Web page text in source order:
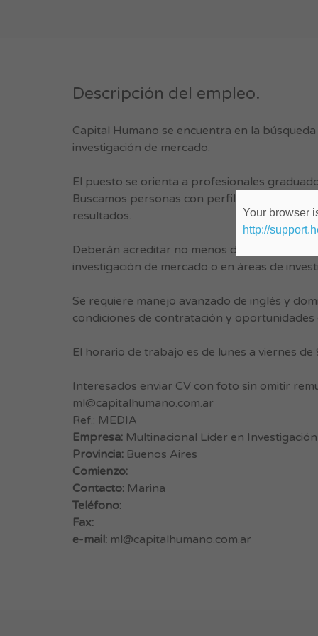
Descripción del empleo.
Capital Humano se encuentra en la
investigación de mercado.
El puesto se orienta a profesionales
Buscamos personas con perfil analítico a la
resultados.
Deberán acreditar no menos de 3 años de
investigación de mercado o en áreas de
Se requiere manejo avanzado de inglés y
condiciones de contratación y
El horario de trabajo es de lunes a viernes
Interesados enviar CV con foto sin omitir
ml@capitalhumano.com.ar
Ref.: MEDIA
Empresa: Multinacional Líder en
Provincia: Buenos Aires
Comienzo:
Contacto: Marina
Teléfono:
Fax:
e-mail: ml@capitalhumano.com.ar
Your browser
http://